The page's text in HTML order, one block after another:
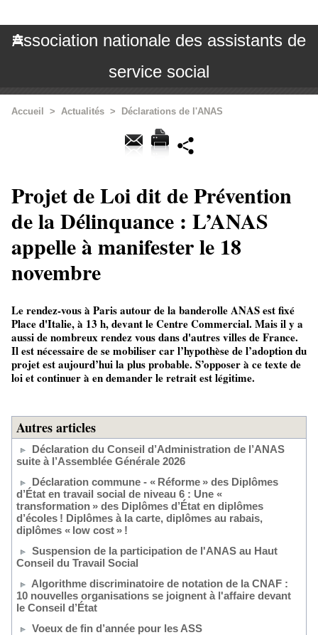
Association nationale des assistants de
service social
Accueil > Actualités > Déclarations de l'ANAS
Projet de Loi dit de Prévention
de la Délinquance : L’ANAS
appelle à manifester le 18
novembre
Le rendez-vous à Paris autour de la banderolle ANAS est fixé
Place d'Italie, à 13 h, devant le Centre Commercial. Mais il y a
aussi de nombreux rendez vous dans d'autres villes de France.
Il est nécessaire de se mobiliser car l’hypothèse de l’adoption du
projet est aujourd’hui la plus probable. S’opposer à ce texte de
loi et continuer à en demander le retrait est légitime.
Autres articles
Déclaration du Conseil d’Administration de l’ANAS
suite à l’Assemblée Générale 2026
Déclaration commune - « Réforme » des Diplômes
d’État en travail social de niveau 6 : Une «
transformation » des Diplômes d’État en diplômes
d’écoles ! Diplômes à la carte, diplômes au rabais,
diplômes « low cost » !
Suspension de la participation de l'ANAS au Haut
Conseil du Travail Social
Algorithme discriminatoire de notation de la CNAF :
10 nouvelles organisations se joignent à l'affaire devant
le Conseil d’État
Voeux de fin d’année pour les ASS